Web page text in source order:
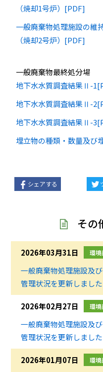
（焼却1号炉）[PDF]
一般廃棄物処理施設の維
（焼却2号炉）[PDF]
一般廃棄物最終処分場
地下水水質調査結果Ⅱ-
地下水水質調査結果Ⅱ-
地下水水質調査結果Ⅱ-
埋立物の種類・数量及び
シェアする
その
2026年03月31日 環境
一般廃棄物処理施設及
管理状況を更新しました
2026年02月27日 環境
一般廃棄物処理施設及
管理状況を更新しました
2026年01月07日 環境